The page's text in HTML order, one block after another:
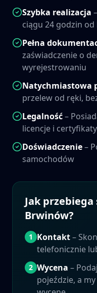
Szybka realizacja
ciągu 24 godzin
Pełna
zaświadczenie o
wyrejestrowaniu
Natychmiastowa
przelew od ręki,
Legalność–
licencje i certyfikaty
Doświadczenie–
samochodów
Jak
Brwinów?
1 Kontakt–
telefonicznie
2 Wycena –
pojeździe, a